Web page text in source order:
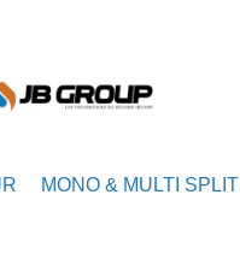
MONO & MULTI SPLIT